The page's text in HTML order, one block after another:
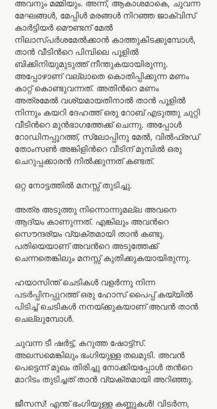
അവനും മമ്മിയും. അന്ന്, ആകാശമാകെ, ചുവന്ന
മേഘങ്ങള്‍, മേപ്പിള്‍ മരങ്ങള്‍ നിറഞ്ഞ ജാക്വിസ്
കാര്‍ട്ടിയര്‍ മൌണ്ടന് മേല്‍
നിലാസ്പര്‍ശമേല്‍ക്കാന്‍ കാത്തുകിടക്കുമ്പോള്‍,
താന്‍ വീടിന്‍റെ പിമ്പിലെ പൂളില്‍
ബിക്കിനിയുമുടുത്ത് നീന്തുകയായിരുന്നു.
അപ്പോഴാണ്‌ വല്ലാതെ കൊതിപ്പിക്കുന്ന മണം
കാറ്റ് കൊണ്ടുവന്നത്. അതിന്‍റെ മണം
അത്രമേല്‍ വശ്യമായതിനാല്‍ താന്‍ പൂളില്‍
നിന്നും കയറി ദേഹത്ത് ഒരു റോബ് എടുത്തു ചുറ്റി
വീടിന്‍റെ മുന്‍ഭാഗത്തേക്ക് ചെന്നു. അപ്പോള്‍
റോഡിനപ്പുറത്ത്, സ്ലോപ്പിനു മേല്‍, വില്‍ഫ്രഡ്
തോംസണ്‍ അങ്കിളിന്‍റെ വീടിന് മുമ്പില്‍ ഒരു
ചെറുപ്പക്കാരന്‍ നില്‍ക്കുന്നത് കണ്ടത്.
ഒറ്റ നോട്ടത്തില്‍ മനസ്സ് തുടിച്ചു.
അത്ര അടുത്തു നിന്നൊന്നുമല്ല അവനെ
ആദ്യം കാണുന്നത്. എങ്കിലും അവന്‍റെ
സൌന്ദര്യം വ്യക്തമായി താന്‍ കണ്ടു.
പതിയെയാണ് അവന്‍റെ അടുത്തേക്ക്
ചെന്നതെങ്കിലും മനസ്സ് കുതിക്കുകയായിരുന്നു.
ഹയാസിന്ത് ചെടികള്‍ വളര്‍ന്നു നിന്ന
പടര്‍പ്പിനപ്പുറത്ത് ഒരു ഹോസ് പൈപ്പ് കയ്യില്‍
പിടിച്ച് ചെടികള്‍ നനയ്ക്കുകയാണ് അവന്‍ താന്‍
ചെല്ലുമ്പോള്‍.
ചുവന്ന ടീ ഷര്‍ട്ട്‌, കറുത്ത ഷോട്ട്സ്.
അലസമെങ്കിലും ഭംഗിയുള്ള തലമുടി. അവന്‍
പെട്ടെന്ന് മുഖം തിരിച്ചു നോക്കിയപ്പോള്‍ തന്‍റെ
മാറിടം തുടിച്ചത് താന്‍ വ്യക്തമായി അറിഞ്ഞു.
ജീസസ്! എന്ത് ഭംഗിയുള്ള കണ്ണുകള്‍! വിടര്‍ന്ന,